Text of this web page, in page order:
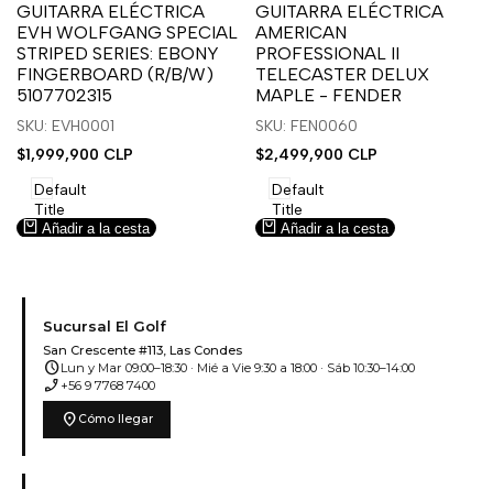
para
usar
la
lista
deseos.
para
usar
Compare
GUITARRA ELÉCTRICA
EVH WOLFGANG SPECIAL
STRIPED SERIES: EBONY
FINGERBOARD (R/B/W)
5107702315
SKU: EVH0001
Precio
venta
$1,999,900 CLP
Default
Title
Añadir a la cesta
para
usar
la
lista
deseos.
para
usar
Compare
GUITARRA ELÉCTRICA
AMERICAN
PROFESSIONAL II
TELECASTER DELUX
MAPLE - FENDER
SKU: FEN0060
Precio
venta
$2,499,900 CLP
Default
Title
Añadir a la cesta
Sucursal El Golf
San Crescente #113, Las Condes
scheduleLun y Mar 09:00–18:30 · Mié a Vie 9:30 a 18:00 · Sáb 10:30–14:00
phone_enabled +56 9 7768 7400
location_on Cómo llegar